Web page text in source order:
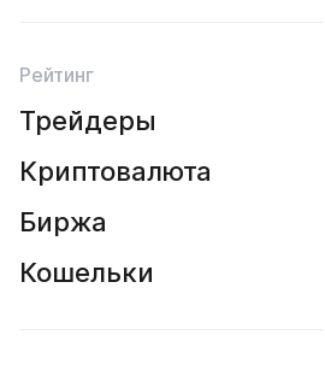
Рейтинг
Трейдеры
Криптовалюта
Биржа
Кошельки